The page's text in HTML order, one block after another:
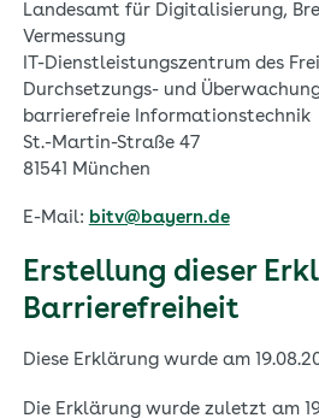
Landesamt für Digitalisierung,
Vermessung
IT-Dienstleistungszentrum des
Durchsetzungs- und
barrierefreie Informationstechnik
St.-Martin-Straße 47
81541 München
E-Mail: bitv@bayern.de
Erstellung dieser
Barrierefreiheit
Diese Erklärung wurde am
Die Erklärung wurde zuletzt am